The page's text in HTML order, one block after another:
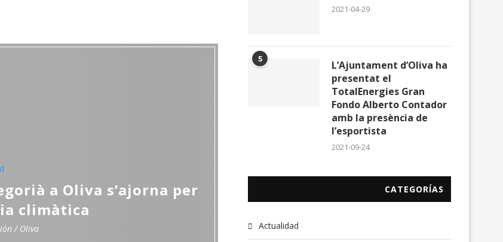
a Oliva s’ajorna per
climàtica
/ Oliva
2021-04-29
5
L’Ajuntament d’Oliva ha
presentat el
TotalEnergies Gran
Fondo Alberto Contador
amb la presència de
l’esportista
2021-09-24
CATEGORÍAS
Actualidad